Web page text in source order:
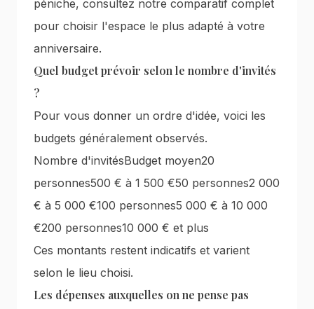
péniche, consultez notre comparatif complet
pour choisir l'espace le plus adapté à votre
anniversaire.
Quel budget prévoir selon le nombre d'invités
?
Pour vous donner un ordre d'idée, voici les
budgets généralement observés.
Nombre d'invitésBudget moyen20
personnes500 € à 1 500 €50 personnes2 000
€ à 5 000 €100 personnes5 000 € à 10 000
€200 personnes10 000 € et plus
Ces montants restent indicatifs et varient
selon le lieu choisi.
Les dépenses auxquelles on ne pense pas